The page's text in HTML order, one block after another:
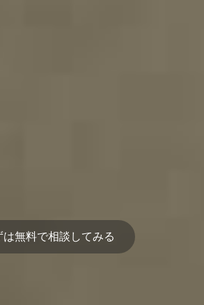
は無料で相談してみる